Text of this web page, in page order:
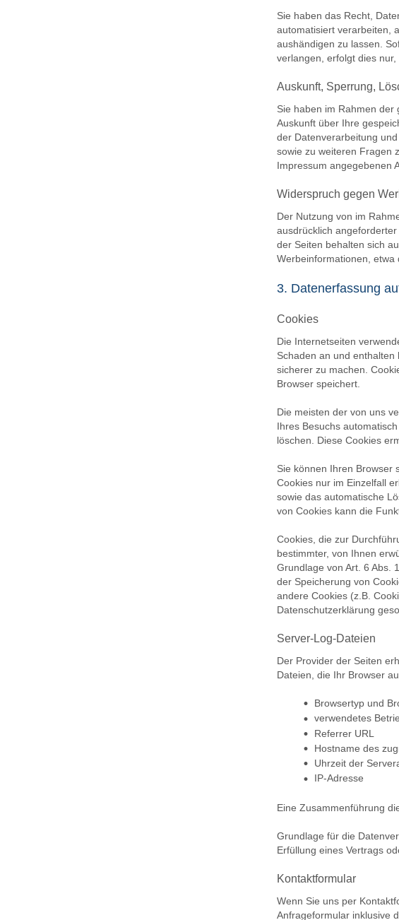
Sie haben das Recht,
automatisiert verarbeiten,
aushändigen zu lassen.
verlangen, erfolgt dies
Auskunft, Sperrung,
Sie haben im Rahmen der
Auskunft über Ihre
der Datenverarbeitung
sowie zu weiteren Fragen
Impressum angegebenen
Widerspruch gegen
Der Nutzung von im
ausdrücklich
der Seiten behalten sich
Werbeinformationen, etwa
3. Datenerfassung
Cookies
Die Internetseiten
Schaden an und
sicherer zu machen.
Browser speichert.
Die meisten der von uns
Ihres Besuchs
löschen. Diese Cookies
Sie können Ihren Browser
Cookies nur im Einzelfall
sowie das automatische
von Cookies kann die
Cookies, die zur
bestimmter, von Ihnen
Grundlage von Art. 6 Abs.
der Speicherung von
andere Cookies (z.B.
Datenschutzerklärung
Server-Log-Dateien
Der Provider der Seiten
Dateien, die Ihr Browser
Browsertyp und
verwendetes
Referrer URL
Hostname des
Uhrzeit der
IP-Adresse
Eine Zusammenführung
Grundlage für die
Erfüllung eines Vertrags
Kontaktformular
Wenn Sie uns per
Anfrageformular inklusive